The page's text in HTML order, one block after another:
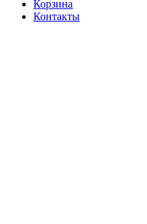
Корзина
Контакты